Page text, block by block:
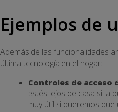
Ejemplos de
Además de las funcionalidades
última tecnología en el hogar:
Controles de acceso
estés lejos de casa si la
muy útil si queremos